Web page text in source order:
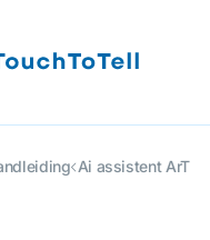
Ai assistent ArT